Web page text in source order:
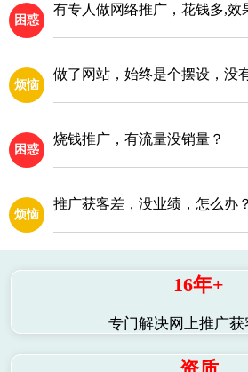
困惑
有专人做网络推广，花钱多,效
烦恼
做了网站，始终是个摆设，没
困惑
烧钱推广，有流量没销量？
烦恼
推广获客差，没业绩，怎么办？
16年+
专门解决网上推广获